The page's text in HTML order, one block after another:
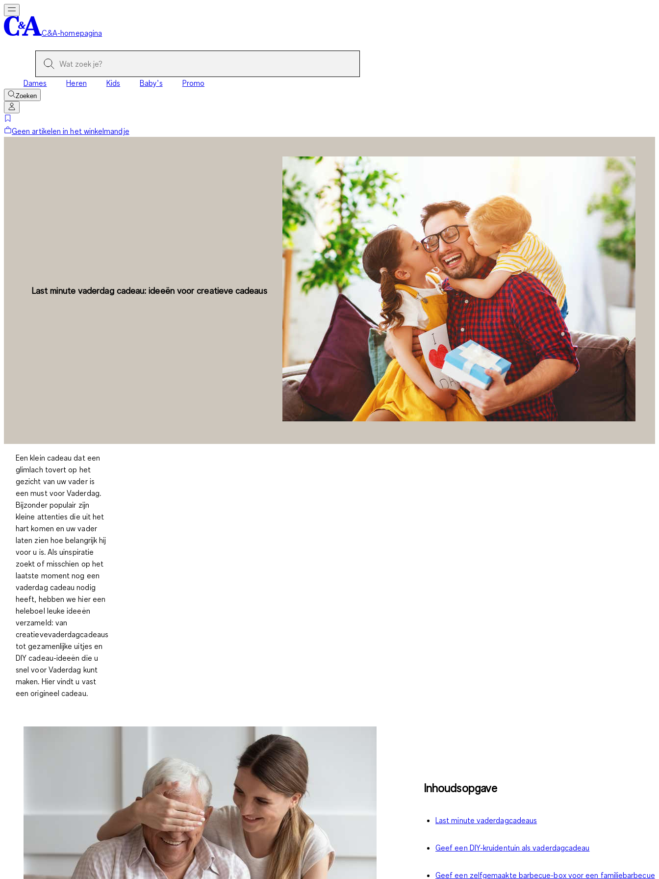
C&A-homepagina
Dames Heren Kids Baby’s Promo
Zoeken
Geen artikelen in het winkelmandje
Last minute vaderdag cadeau: ideeën voor creatieve cadeaus
Een klein cadeau dat een
glimlach tovert op het
gezicht van uw vader is
een must voor Vaderdag.
Bijzonder populair zijn
kleine attenties die uit het
hart komen en uw vader
laten zien hoe belangrijk hij
voor u is. Als uinspiratie
zoekt of misschien op het
laatste moment nog een
vaderdag cadeau nodig
heeft, hebben we hier een
heleboel leuke ideeën
verzameld: van
creatievevaderdagcadeaus
tot gezamenlijke uitjes en
DIY cadeau-ideeën die u
snel voor Vaderdag kunt
maken. Hier vindt u vast
een origineel cadeau.
Inhoudsopgave
Last minute vaderdagcadeaus
Geef een DIY-kruidentuin als vaderdagcadeau
Geef een zelfgemaakte barbecue-box voor een familiebarbecue